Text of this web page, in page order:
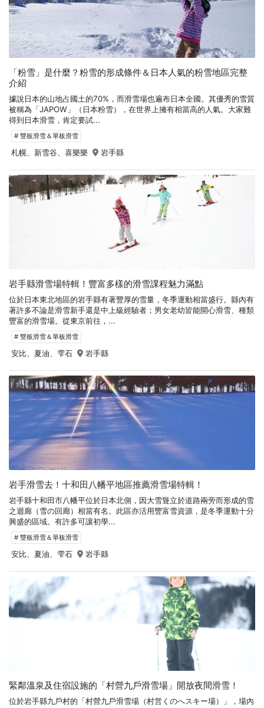
「粉雪」是什麼？粉雪的形成條件＆日本人氣的粉雪地區完整
介紹
據說日本的山地占國土的70%，而滑雪場也遍布日本全國。其優秀的雪質
被稱為「JAPOW」（日本粉雪），在世界上擁有相當高的人氣。大家難
得到日本滑雪，肯定要試...
# 雙板滑雪＆單板滑雪
札幌、新雪谷、喜樂樂 岩手縣
岩手縣滑雪場特輯！豐富多樣的滑雪課程魅力滿點
位於日本東北地區的岩手縣有著豐厚的雪量，冬季運動相當盛行。縣內有
著許多不論是滑雪新手還是中上級經驗者；男女老幼皆能開心滑雪、種類
豐富的滑雪場。從東京前往，...
# 雙板滑雪＆單板滑雪
安比、夏油、雫石 岩手縣
岩手滑雪去！十和田八幡平地區推薦滑雪場特輯！
岩手縣十和田市八幡平位於日本北側，因大雪聳立於道路兩旁而形成的雪
之迴廊（雪の回廊）相當有名。此區亦活用豐富雪資源，是冬季運動十分
興盛的區域。有許多可讓初學...
# 雙板滑雪＆單板滑雪
安比、夏油、雫石 岩手縣
緊鄰溫泉及住宿設施的「村營九戶滑雪場」開放夜間滑雪！
位於岩手縣九戶村的「村營九戶滑雪場（村営くのへスキー場）」，場內